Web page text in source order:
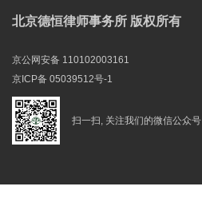
北京德恒律师事务所 版权所有
京公网安备 110102003161
京ICP备 05039512号-1
扫一扫, 关注我们的微信公众号